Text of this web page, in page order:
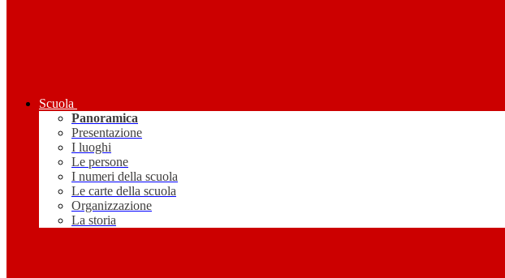
Scuola
Panoramica
Presentazione
I luoghi
Le persone
I numeri della scuola
Le carte della scuola
Organizzazione
La storia